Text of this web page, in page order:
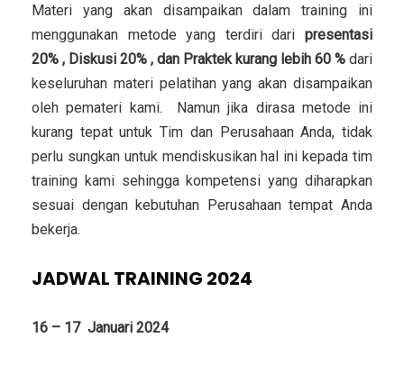
Materi yang akan disampaikan dalam training ini
menggunakan metode yang terdiri dari presentasi
20% , Diskusi 20% , dan Praktek kurang lebih 60 % dari
keseluruhan materi pelatihan yang akan disampaikan
oleh pemateri kami. Namun jika dirasa metode ini
kurang tepat untuk Tim dan Perusahaan Anda, tidak
perlu sungkan untuk mendiskusikan hal ini kepada tim
training kami sehingga kompetensi yang diharapkan
sesuai dengan kebutuhan Perusahaan tempat Anda
bekerja.
JADWAL TRAINING 2024
16 – 17 Januari 2024